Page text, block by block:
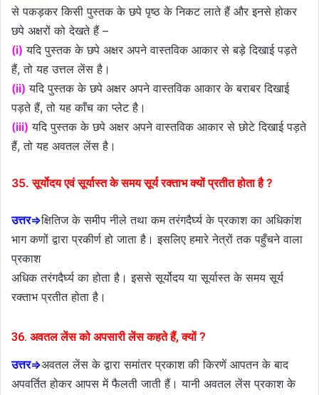
से पकड़कर किसी पुस्तक के छपे पृष्ठ के निकट लाते हैं और इनसे होकर
छपे अक्षरों को देखते हैं –
(i) यदि पुस्तक के छपे अक्षर अपने वास्तविक आकार से बड़े दिखाई पड़ते
हैं, तो यह उत्तल लेंस है।
(ii) यदि पुस्तक के छपे अक्षर अपने वास्तविक आकार के बराबर दिखाई
पड़ते हैं, तो यह काँच का प्लेट है।
(iii) यदि पुस्तक के छपे अक्षर अपने वास्तविक आकार से छोटे दिखाई पड़ते
हैं, तो यह अवतल लेंस है।
35. सूर्योदय एवं सूर्यास्त के समय सूर्य रक्ताभ क्यों प्रतीत होता है ?
उत्तर⇒क्षितिज के समीप नीले तथा कम तरंगदैर्घ्य के प्रकाश का अधिकांश
भाग कणों द्वारा प्रकीर्ण हो जाता है। इसलिए हमारे नेत्रों तक पहुँचने वाला
प्रकाश
अधिक तरंगदैर्घ्य का होता है। इससे सूर्योदय या सूर्यास्त के समय सूर्य
रक्ताभ प्रतीत होता है।
36. अवतल लेंस को अपसारी लेंस कहते हैं, क्यों ?
उत्तर⇒अवतल लेंस के द्वारा समांतर प्रकाश की किरणें आपतन के बाद
अपवर्तित होकर आपस में फैलती जाती हैं। यानी अवतल लेंस प्रकाश के